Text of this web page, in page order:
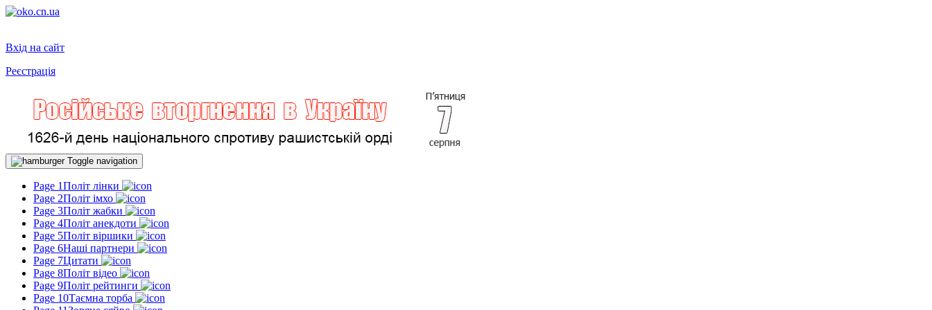
Вхід на сайт
Реєстрація
Toggle navigation
Page 1Політ лінки
Page 2Політ імхо
Page 3Політ жабки
Page 4Політ анекдоти
Page 5Політ віршики
Page 6Наші партнери
Page 7Цитати
Page 8Політ відео
Page 9Політ рейтинги
Page 10Таємна торба